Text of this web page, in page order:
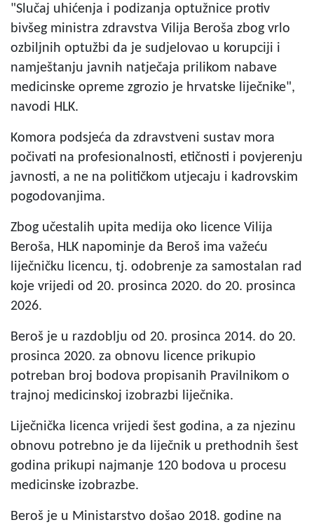
"Slučaj uhićenja i podizanja optužnice protiv
bivšeg ministra zdravstva Vilija Beroša zbog vrlo
ozbiljnih optužbi da je sudjelovao u korupciji i
namještanju javnih natječaja prilikom nabave
medicinske opreme zgrozio je hrvatske liječnike",
navodi HLK.
Komora podsjeća da zdravstveni sustav mora
počivati na profesionalnosti, etičnosti i povjerenju
javnosti, a ne na političkom utjecaju i kadrovskim
pogodovanjima.
Zbog učestalih upita medija oko licence Vilija
Beroša, HLK napominje da Beroš ima važeću
liječničku licencu, tj. odobrenje za samostalan rad
koje vrijedi od 20. prosinca 2020. do 20. prosinca
2026.
Beroš je u razdoblju od 20. prosinca 2014. do 20.
prosinca 2020. za obnovu licence prikupio
potreban broj bodova propisanih Pravilnikom o
trajnoj medicinskoj izobrazbi liječnika.
Liječnička licenca vrijedi šest godina, a za njezinu
obnovu potrebno je da liječnik u prethodnih šest
godina prikupi najmanje 120 bodova u procesu
medicinske izobrazbe.
Beroš je u Ministarstvo došao 2018. godine na